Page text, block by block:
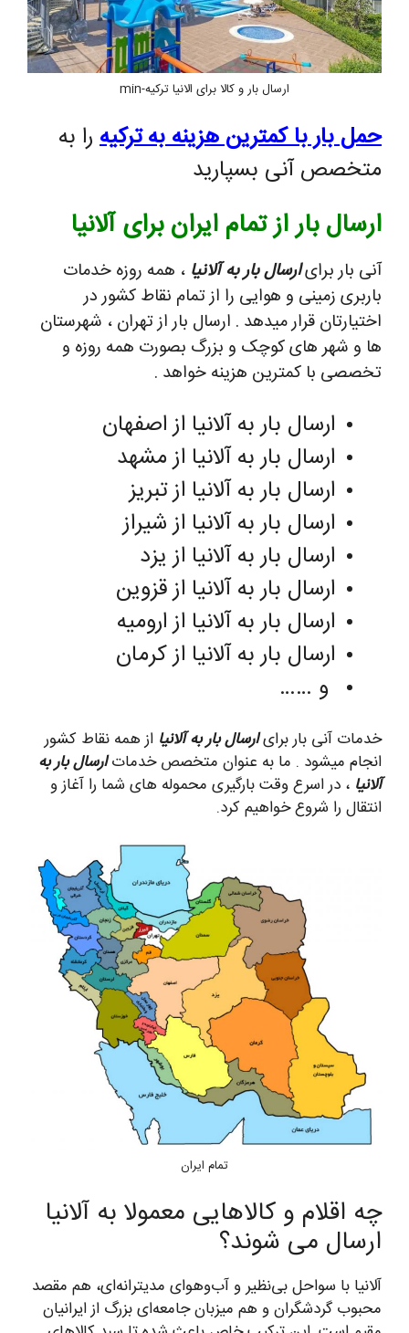
ارسال بار و کالا برای الانیا ترکیه-min
حمل بار با کمترین هزینه به ترکیه را به
متخصص آنی بسپارید
ارسال بار از تمام ایران برای آلانیا
آنی بار برایارسال بار به آلانیا ، همه روزه خدمات
باربری زمینی و هوایی را از تمام نقاط کشور در
اختیارتان قرار میدهد . ارسال بار از تهران ، شهرستان
ها و شهر های کوچک و بزرگ بصورت همه روزه و
تخصصی با کمترین هزینه خواهد .
ارسال بار به آلانیا از اصفهان
ارسال بار به آلانیا از مشهد
ارسال بار به آلانیا از تبریز
ارسال بار به آلانیا از شیراز
ارسال بار به آلانیا از یزد
ارسال بار به آلانیا از قزوین
ارسال بار به آلانیا از ارومیه
ارسال بار به آلانیا از کرمان
و ……
خدمات آنی بار برایارسال بار به آلانیا از همه نقاط کشور
انجام میشود . ما به عنوان متخصص خدماتارسال بار به
آلانیا ، در اسرع وقت بارگیری محموله های شما را آغاز و
انتقال را شروع خواهیم کرد.
تمام ایران
چه اقلام و کالاهایی معمولا به آلانیا
ارسال می شوند؟
آلانیا با سواحل بی‌نظیر و آب‌وهوای مدیترانه‌ای، هم مقصد
محبوب گردشگران و هم میزبان جامعه‌ای بزرگ از ایرانیان